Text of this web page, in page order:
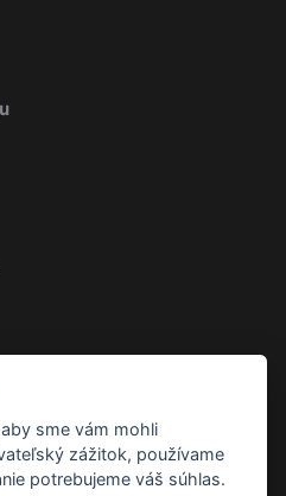
sme vám mohli
zážitok, používame
potrebujeme váš súhlas.